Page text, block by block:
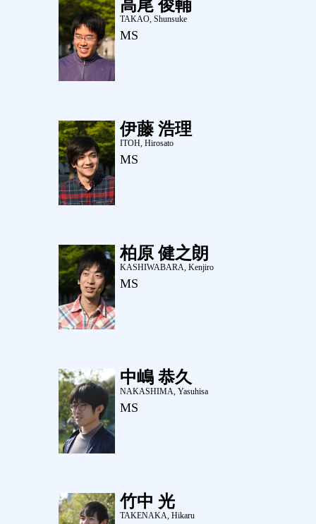
高尾 俊輔
TAKAO, Shunsuke
MS
伊藤 浩理
ITOH, Hirosato
MS
柏原 健之朗
KASHIWABARA, Kenjiro
MS
中嶋 恭久
NAKASHIMA, Yasuhisa
MS
竹中 光
TAKENAKA, Hikaru